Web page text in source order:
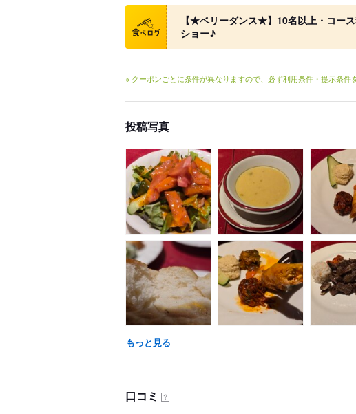
クーポン
【★ベリーダンス★】10名以上・コー
ショー♪
※ クーポンごとに条件が異なりますので、必ず利用条件・提示条件
投稿写真
もっと見る
口コミ ？